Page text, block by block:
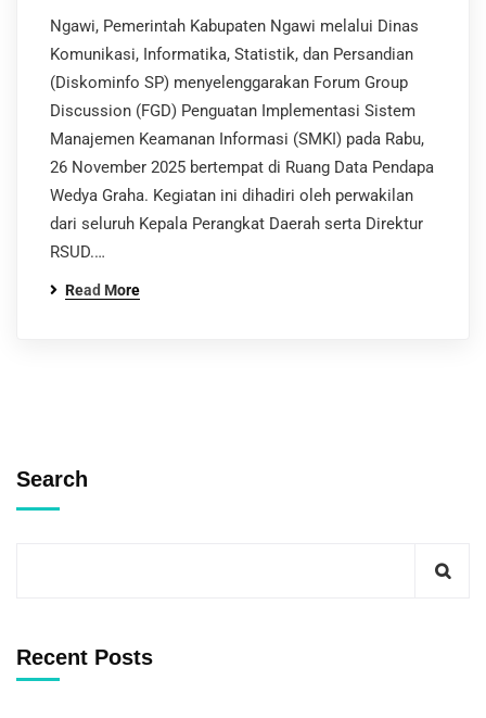
Ngawi, Pemerintah Kabupaten Ngawi melalui Dinas
Komunikasi, Informatika, Statistik, dan Persandian
(Diskominfo SP) menyelenggarakan Forum Group
Discussion (FGD) Penguatan Implementasi Sistem
Manajemen Keamanan Informasi (SMKI) pada Rabu,
26 November 2025 bertempat di Ruang Data Pendapa
Wedya Graha. Kegiatan ini dihadiri oleh perwakilan
dari seluruh Kepala Perangkat Daerah serta Direktur
RSUD.…
Read More
Search
Recent Posts